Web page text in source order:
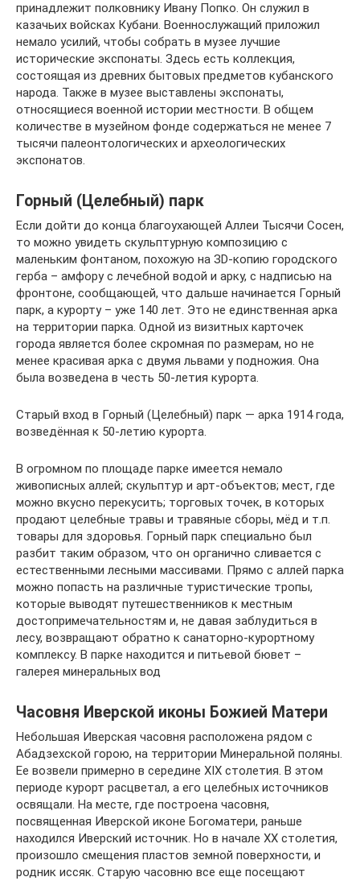
принадлежит полковнику Ивану Попко. Он служил в
казачьих войсках Кубани. Военнослужащий приложил
немало усилий, чтобы собрать в музее лучшие
исторические экспонаты. Здесь есть коллекция,
состоящая из древних бытовых предметов кубанского
народа. Также в музее выставлены экспонаты,
относящиеся военной истории местности. В общем
количестве в музейном фонде содержаться не менее 7
тысячи палеонтологических и археологических
экспонатов.
Горный (Целебный) парк
Если дойти до конца благоухающей Аллеи Тысячи Сосен,
то можно увидеть скульптурную композицию с
маленьким фонтаном, похожую на ЗD-копию городского
герба – амфору с лечебной водой и арку, с надписью на
фронтоне, сообщающей, что дальше начинается Горный
парк, а курорту – уже 140 лет. Это не единственная арка
на территории парка. Одной из визитных карточек
города является более скромная по размерам, но не
менее красивая арка с двумя львами у подножия. Она
была возведена в честь 50-летия курорта.
Старый вход в Горный (Целебный) парк — арка 1914 года,
возведённая к 50-летию курорта.
В огромном по площаде парке имеется немало
живописных аллей; скульптур и арт-объектов; мест, где
можно вкусно перекусить; торговых точек, в которых
продают целебные травы и травяные сборы, мёд и т.п.
товары для здоровья. Горный парк специально был
разбит таким образом, что он органично сливается с
естественными лесными массивами. Прямо с аллей парка
можно попасть на различные туристические тропы,
которые выводят путешественников к местным
достопримечательностям и, не давая заблудиться в
лесу, возвращают обратно к санаторно-курортному
комплексу. В парке находится и питьевой бювет –
галерея минеральных вод
Часовня Иверской иконы Божией Матери
Небольшая Иверская часовня расположена рядом с
Абадзехской горою, на территории Минеральной поляны.
Ее возвели примерно в середине XIX столетия. В этом
периоде курорт расцветал, а его целебных источников
освящали. На месте, где построена часовня,
посвященная Иверской иконе Богоматери, раньше
находился Иверский источник. Но в начале ХХ столетия,
произошло смещения пластов земной поверхности, и
родник иссяк. Старую часовню все еще посещают